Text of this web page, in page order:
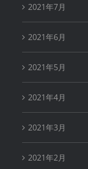
2021年7月
2021年6月
2021年5月
2021年4月
2021年3月
2021年2月